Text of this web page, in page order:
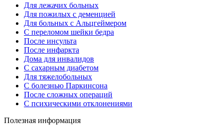
Для лежачих больных
Для пожилых с деменцией
Для больных с Альцгеймером
С переломом шейки бедра
После инсульта
После инфаркта
Дома для инвалидов
С сахарным диабетом
Для тяжелобольных
С болезнью Паркинсона
После сложных операций
С психическими отклонениями
Полезная информация